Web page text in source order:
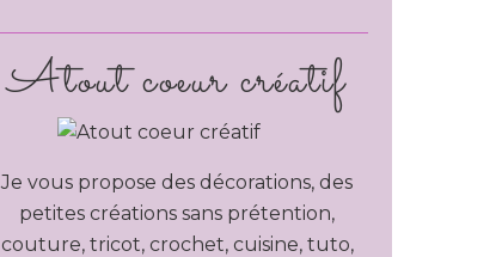
Atout coeur créatif
Je vous propose des décorations, des
petites créations sans prétention,
couture, tricot, crochet, cuisine, tuto,